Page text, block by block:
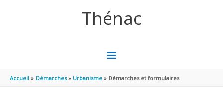
Thénac
MENU
PRINCIPAL
Accueil Démarches Urbanisme Démarches et formulaires